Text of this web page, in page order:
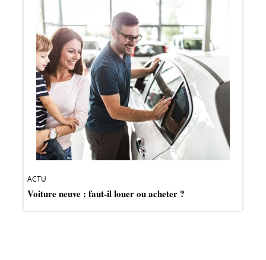
ACTU
Voiture neuve : faut-il louer ou acheter ?